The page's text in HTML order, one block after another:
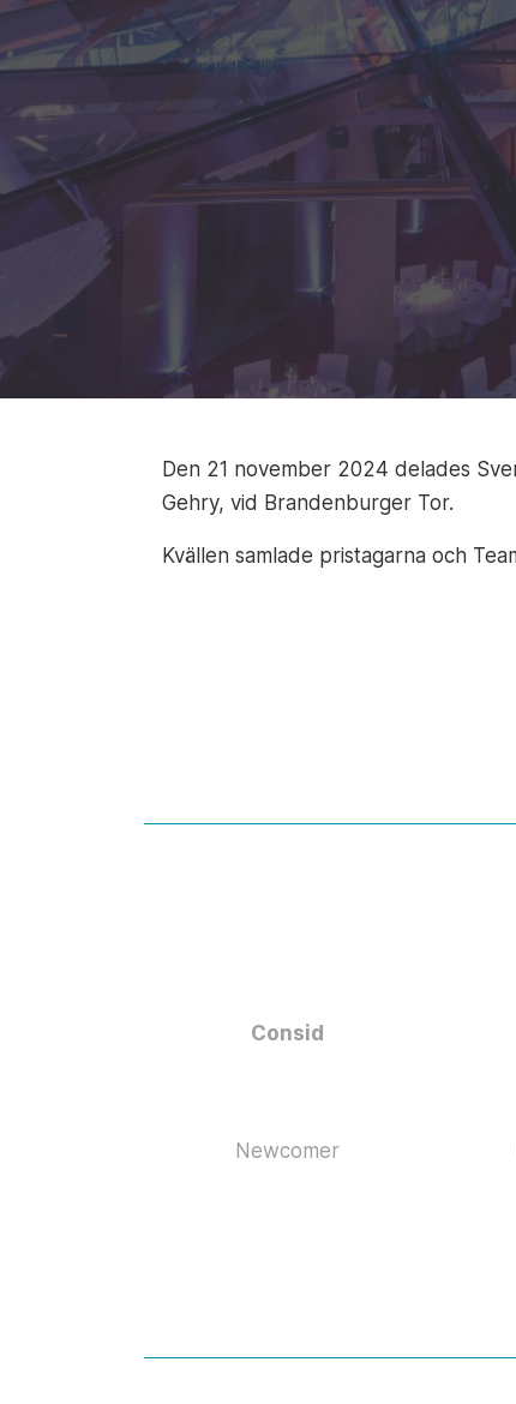
Den 21 november 2024 delades
Gehry, vid Brandenburger Tor.
Kvällen samlade pristagarna och
Consid
Newcomer